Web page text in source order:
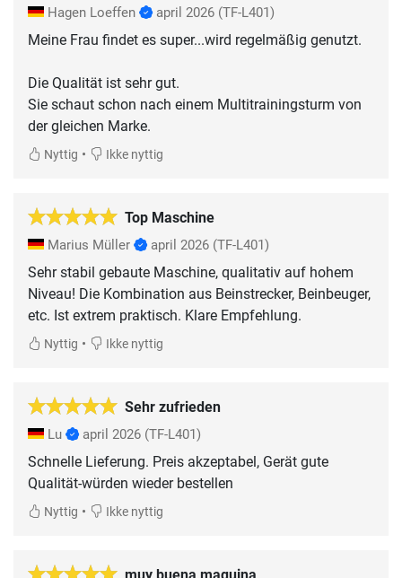
Hagen Loeffen april 2026 (TF-L401)
Meine Frau findet es super...wird regelmäßig genutzt.
Die Qualität ist sehr gut.
Sie schaut schon nach einem Multitrainingsturm von
der gleichen Marke.
Nyttig • Ikke nyttig
Top Maschine
Marius Müller april 2026 (TF-L401)
Sehr stabil gebaute Maschine, qualitativ auf hohem
Niveau! Die Kombination aus Beinstrecker, Beinbeuger,
etc. Ist extrem praktisch. Klare Empfehlung.
Nyttig • Ikke nyttig
Sehr zufrieden
Lu april 2026 (TF-L401)
Schnelle Lieferung. Preis akzeptabel, Gerät gute
Qualität-würden wieder bestellen
Nyttig • Ikke nyttig
muy buena maquina